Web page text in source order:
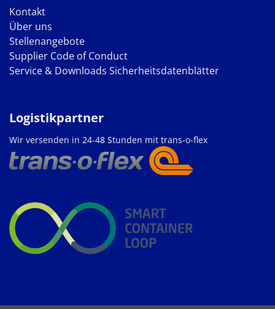
Kontakt
Über uns
Stellenangebote
Supplier Code of Conduct
Service & Downloads Sicherheitsdatenblätter
Logistikpartner
Wir versenden in 24-48 Stunden mit trans-o-flex